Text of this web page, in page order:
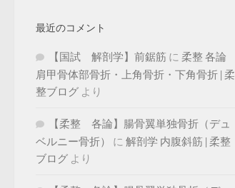
最近のコメント
【国試 解剖学】前鋸筋 に 柔整 各論
肩甲骨体部骨折・上角骨折・下角骨折 | 柔
整ブログ より
【柔整 各論】腸骨翼単独骨折（デュ
ベルニー骨折）
に 解剖学 内腹斜筋 | 柔整
ブログ より